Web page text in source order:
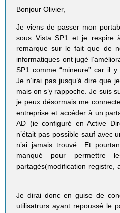
Bonjour Olivier,
Je viens de passer mon
sous Vista SP1 et je respire
remarque sur le fait que de
informatiques ont jugé
SP1 comme “mineure” car il
Je n’irai pas jusqu’à dire que
mais on s’y rappoche. Je suis
je peux désormais me
entreprise et accéder à un
AD (ie configuré en Active
n’était pas possible sauf avec
n’ai jamais trouvé.. Et
manqué pour permettre
partagés(modification registre,
…
Je dirai donc en guise de
utilisatrurs ayant repoussé le